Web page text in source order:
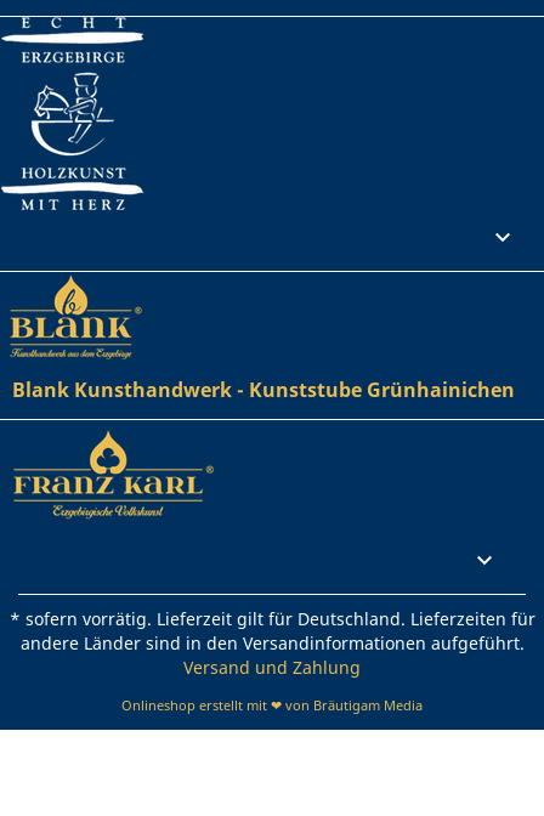

Blank Kunsthandwerk - Kunststube Grünhainichen

* sofern vorrätig. Lieferzeit gilt für Deutschland. Lieferzeiten für
andere Länder sind in den Versandinformationen aufgeführt.
Versand und Zahlung
Onlineshop erstellt mit ❤ von Bräutigam Media